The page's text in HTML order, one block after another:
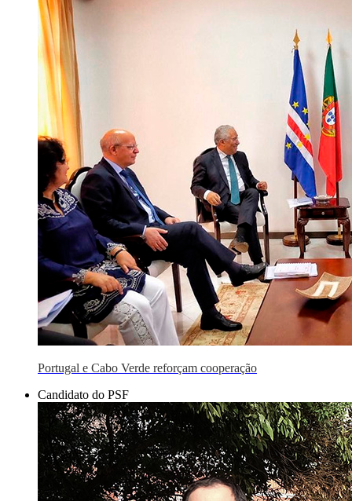
Portugal e Cabo Verde reforçam cooperação
Candidato do PSF